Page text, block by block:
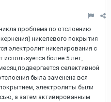
проблема по отслоению
никелевого покрытия
электролит никелирования с
более 5 лет,
подвергается селективной
была заменена вся
электролиты были
а затем активированным